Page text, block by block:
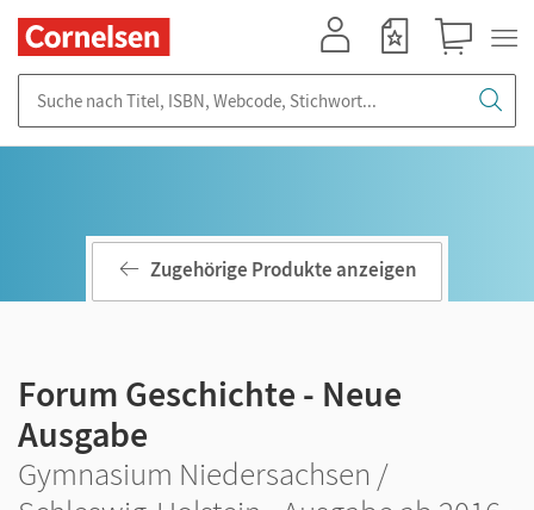
Zugehörige Produkte anzeigen
Forum Geschichte - Neue
Ausgabe
Gymnasium Niedersachsen /